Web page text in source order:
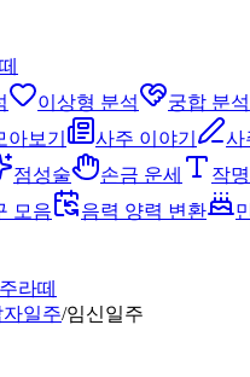
이상형 분석 궁합 분석
보기
사주 이야기 사
점성술 손금 운세 작
모음
음력 양력 변환
라떼
자일주/임신일주